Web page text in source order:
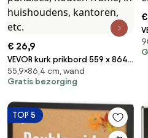
€ 26,9
VEVOR kurk prikbord 559 x 864
mm, kurk prikbord houten
frame, kurk prikbord, kurkbord
bevestigingsmateriaal en
punaises, houten frame, in
huishoudens, kantoren, etc.
55,9×86,4 cm, wand
Gratis bezorging
TOP 5